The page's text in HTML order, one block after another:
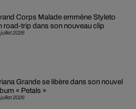
juillet 2026
Corps Malade emmène Styleto
road-trip dans son nouveau clip
juillet 2026
Grande se libère dans son nouvel
« Petals »